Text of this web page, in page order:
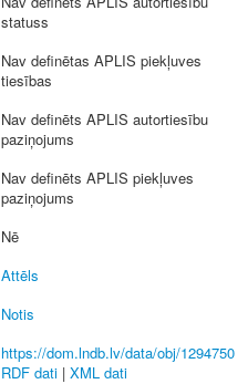
statuss
Nav definētas APLIS piekļuves
tiesības
Nav definēts APLIS autortiesību
paziņojums
Nav definēts APLIS piekļuves
paziņojums
Nē
Attēls
Notis
https://dom.lndb.lv/data/obj/1294750
RDF dati | XML dati